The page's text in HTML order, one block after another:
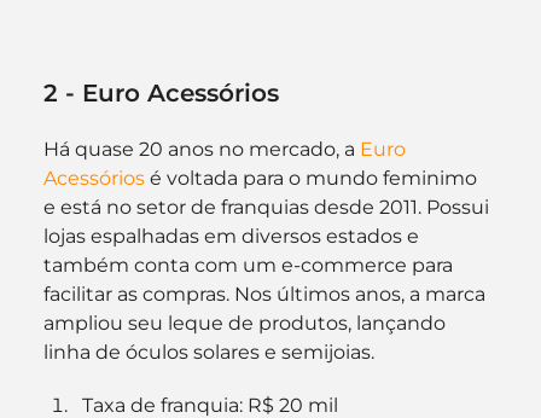
2 - Euro Acessórios
Há quase 20 anos no mercado, a Euro
Acessórios é voltada para o mundo feminimo
e está no setor de franquias desde 2011. Possui
lojas espalhadas em diversos estados e
também conta com um e-commerce para
facilitar as compras. Nos últimos anos, a marca
ampliou seu leque de produtos, lançando
linha de óculos solares e semijoias.
Taxa de franquia: R$ 20 mil